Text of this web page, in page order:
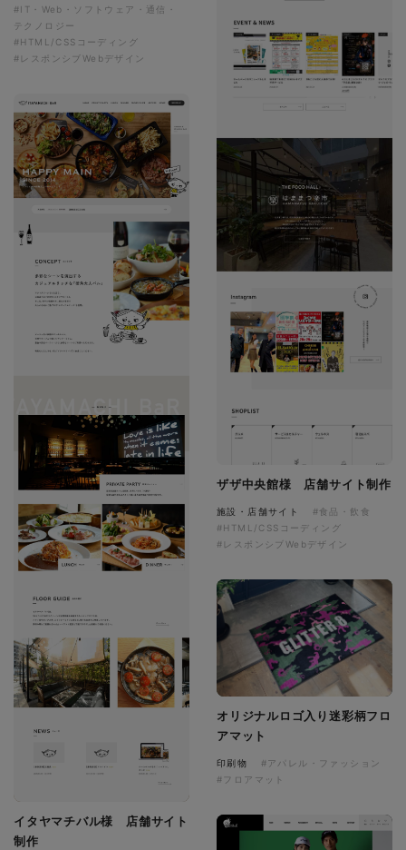
#IT・Web・ソフトウェア・通信・
テクノロジー
#HTML/CSSコーディング
#レスポンシブWebデザイン
ザザ中央館様 店舗サイト制作
施設・店舗サイト
#食品・飲食
#HTML/CSSコーディング
#レスポンシブWebデザイン
イタヤマチバル様 店舗サイト
制作
オリジナルロゴ入り迷彩柄フロ
アマット
印刷物
#アパレル・ファッション
#フロアマット